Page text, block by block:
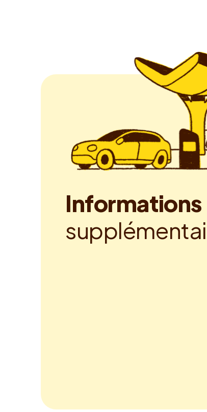
Informations
supplémentai